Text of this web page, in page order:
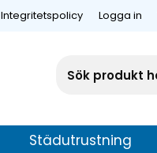
Integritetspolicy Logga in
Städutrustning